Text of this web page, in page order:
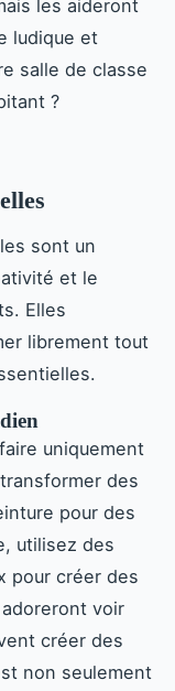
les aideront
ludique et
salle de classe
?
sont un
et le
Elles
librement tout
uniquement
des
pour des
utilisez des
pour créer des
voir
créer des
non seulement